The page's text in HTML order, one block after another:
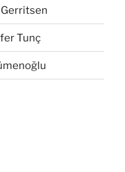
Gerritsen
Tunç